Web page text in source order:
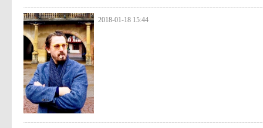
2018-01-18 15:44